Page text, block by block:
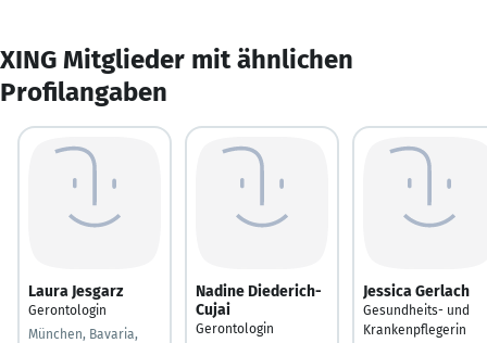
XING Mitglieder mit ähnlichen
Profilangaben
Laura Jesgarz
Gerontologin
München, Bavaria,
Nadine Diederich-
Cujai
Gerontologin
Jessica Gerlach
Gesundheits- und
Krankenpflegerin